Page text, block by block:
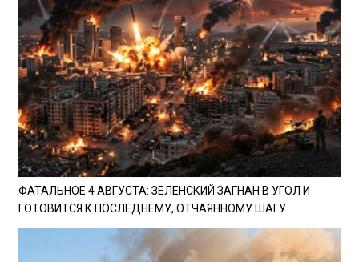
ФАТАЛЬНОЕ 4 АВГУСТА: ЗЕЛЕНСКИЙ ЗАГНАН В УГОЛ И
ГОТОВИТСЯ К ПОСЛЕДНЕМУ, ОТЧАЯННОМУ ШАГУ